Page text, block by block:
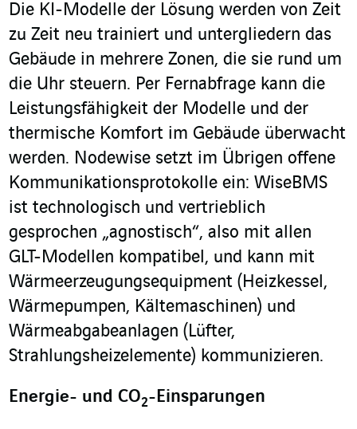
Die KI-Modelle der Lösung werden von Zeit
zu Zeit neu trainiert und untergliedern das
Gebäude in mehrere Zonen, die sie rund um
die Uhr steuern. Per Fernabfrage kann die
Leistungsfähigkeit der Modelle und der
thermische Komfort im Gebäude überwacht
werden. Nodewise setzt im Übrigen offene
Kommunikationsprotokolle ein: WiseBMS
ist technologisch und vertrieblich
gesprochen „agnostisch“, also mit allen
GLT-Modellen kompatibel, und kann mit
Wärmeerzeugungsequipment (Heizkessel,
Wärmepumpen, Kältemaschinen) und
Wärmeabgabeanlagen (Lüfter,
Strahlungsheizelemente) kommunizieren.
Energie- und CO2-Einsparungen